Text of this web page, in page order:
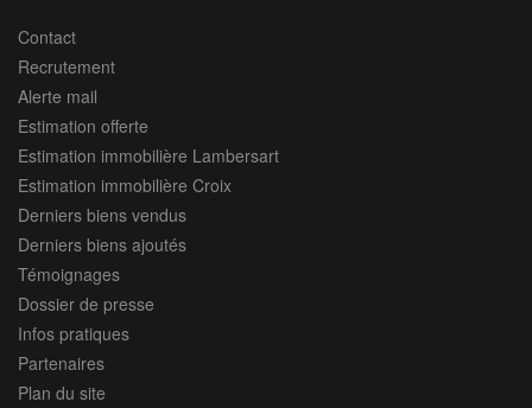
Contact
Recrutement
Alerte mail
Estimation offerte
Estimation immobilière Lambersart
Estimation immobilière Croix
Derniers biens vendus
Derniers biens ajoutés
Témoignages
Dossier de presse
Infos pratiques
Partenaires
Plan du site